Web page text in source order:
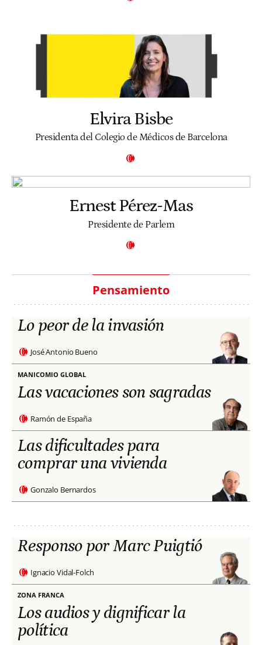
Elvira Bisbe
Presidenta del Colegio de Médicos de Barcelona
Ernest Pérez-Mas
Presidente de Parlem
Pensamiento
Lo peor de la invasión
José Antonio Bueno
MANICOMIO GLOBAL
Las vacaciones son sagradas
Ramón de España
Las dificultades para
comprar una vivienda
Gonzalo Bernardos
Responso por Marc Puigtió
Ignacio Vidal-Folch
ZONA FRANCA
Los audios y dignificar la
política